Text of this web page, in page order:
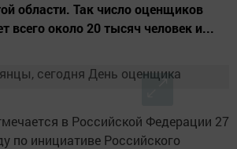
области. Так число оценщиков
всего около 20 тысяч человек и...
в Российской Федерации 27
по инициативе Российского